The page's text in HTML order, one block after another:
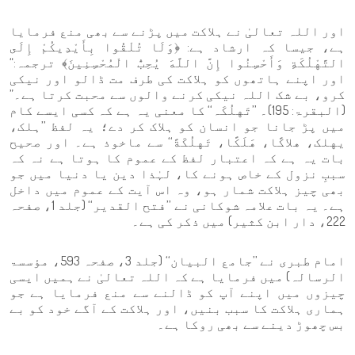
اور اللہ تعالیٰ نے ہلاکت میں پڑنے سے بھی منع فرمایا
ہے، جیسا کہ ارشاد ہے: ﴿وَلَا تُلْقُوا بِأَيْدِيكُمْ إِلَى
التَّهْلُكَةِ وَأَحْسِنُوا إِنَّ اللَّهَ يُحِبُّ الْمُحْسِنِينَ﴾ ترجمہ:“
اور اپنے ہاتھوں کو ہلاکت کی طرف مت ڈالو اور نیکی
کرو، بے شک اللہ نیکی کرنے والوں سے محبت کرتا ہے۔”
(البقرۃ: 195)۔ ’’تَهلُکَہ‘‘ کا معنی یہ ہے کہ کسی ایسے کام
میں پڑ جانا جو انسان کو ہلاک کر دے؛ یہ لفظ ’’ہلک،
یهلک، هلاکًا، هَلَكًا، تَهلُکَةً‘‘ سے ماخوذ ہے۔ اور صحیح
بات یہ ہے کہ اعتبار لفظ کے عموم کا ہوتا ہے نہ کہ
سببِ نزول کے خاص ہونے کا، لہٰذا دین یا دنیا میں جو
بھی چیز ہلاکت شمار ہو، وہ اس آیت کے عموم میں داخل
ہے۔ یہ بات علامہ شوکانی نے ’’فتح القدیر‘‘ (جلد 1، صفحہ
222، دار ابن کثیر) میں ذکر کی ہے۔
امام طبری نے ’’جامع البیان‘‘ (جلد 3، صفحہ 593، مؤسسۃ
الرسالہ) میں فرمایا ہے کہ اللہ تعالیٰ نے ہمیں ایسی
چیزوں میں اپنے آپ کو ڈالنے سے منع فرمایا ہے جو
ہماری ہلاکت کا سبب بنیں، اور ہلاکت کے آگے خود کو بے
بس چھوڑ دینے سے بھی روکا ہے۔